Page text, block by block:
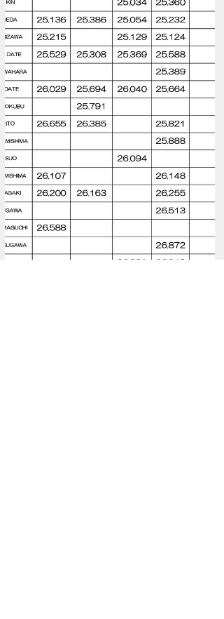
果参加ドライバーの皆様お疲れ様でした。 ご参
加頂きありがとうございました!! FINAL出場権を
獲得したドライバーには順次ご連絡致しますの
でお待ちください。...